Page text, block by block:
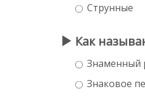
Струнные
Как
Знаменный
Знаковое